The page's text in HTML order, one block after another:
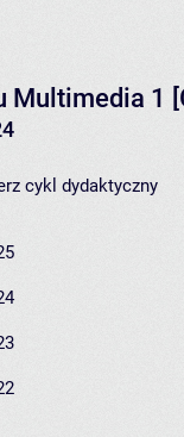
1
cykl dydaktyczny